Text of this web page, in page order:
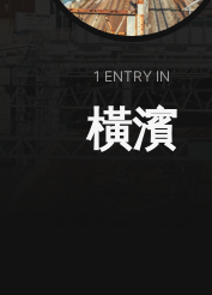
1 ENTRY IN
橫濱